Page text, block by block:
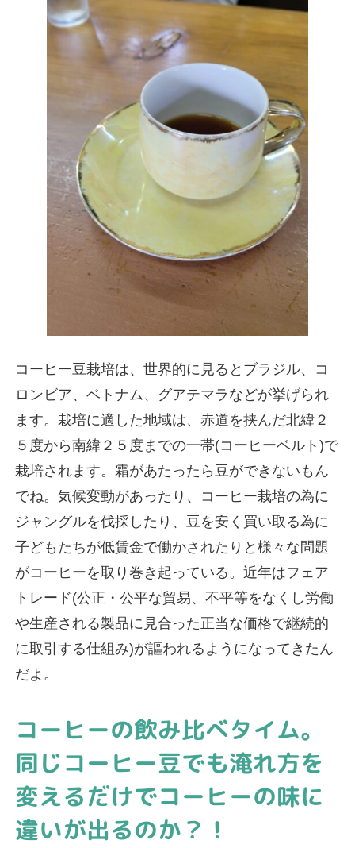
コーヒー豆栽培は、世界的に見るとブラジル、コ
ロンビア、ベトナム、グアテマラなどが挙げられ
ます。栽培に適した地域は、赤道を挟んだ北緯２
５度から南緯２５度までの一帯(コーヒーベルト)で
栽培されます。霜があたったら豆ができないもん
でね。気候変動があったり、コーヒー栽培の為に
ジャングルを伐採したり、豆を安く買い取る為に
子どもたちが低賃金で働かされたりと様々な問題
がコーヒーを取り巻き起っている。近年はフェア
トレード(公正・公平な貿易、不平等をなくし労働
や生産される製品に見合った正当な価格で継続的
に取引する仕組み)が謳われるようになってきたん
だよ。
コーヒーの飲み比べタイム。
同じコーヒー豆でも淹れ方を
変えるだけでコーヒーの味に
違いが出るのか？！